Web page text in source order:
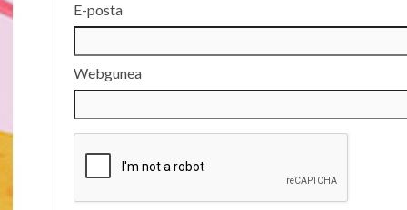
E-posta
Webgunea